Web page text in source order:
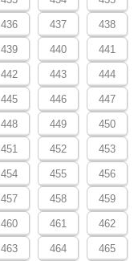
436 437 438
439 440 441
442 443 444
445 446 447
448 449 450
451 452 453
454 455 456
457 458 459
460 461 462
463 464 465